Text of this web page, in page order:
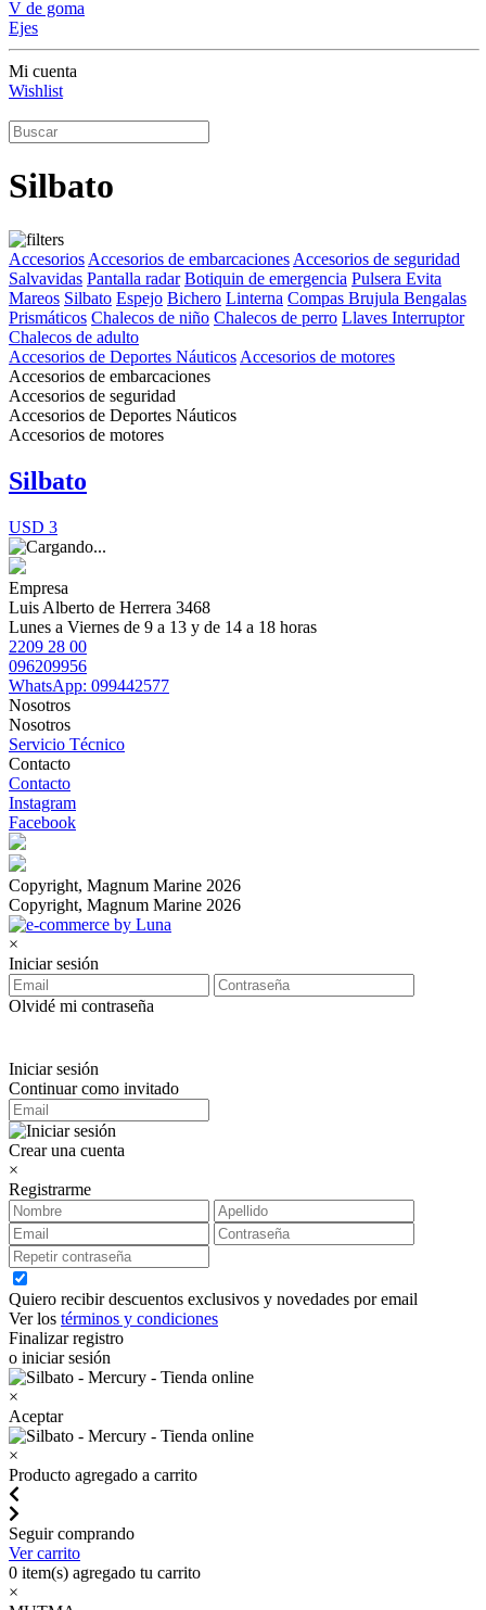
V de goma
Ejes
Mi cuenta
Wishlist
Silbato
Accesorios Accesorios de embarcaciones Accesorios de seguridad
Salvavidas Pantalla radar Botiquin de emergencia Pulsera Evita
Mareos Silbato Espejo Bichero Linterna Compas Brujula Bengalas
Prismáticos Chalecos de niño Chalecos de perro Llaves Interruptor
Chalecos de adulto
Accesorios de Deportes Náuticos Accesorios de motores
Accesorios de embarcaciones
Accesorios de seguridad
Accesorios de Deportes Náuticos
Accesorios de motores
Silbato
USD 3
Empresa
Luis Alberto de Herrera 3468
Lunes a Viernes de 9 a 13 y de 14 a 18 horas
2209 28 00
096209956
WhatsApp: 099442577
Nosotros
Nosotros
Servicio Técnico
Contacto
Contacto
Instagram
Facebook
Copyright, Magnum Marine 2026
Copyright, Magnum Marine 2026
×
Iniciar sesión
Olvidé mi contraseña
Iniciar sesión
Continuar como invitado
Crear una cuenta
×
Registrarme
Quiero recibir descuentos exclusivos y novedades por email
Ver los términos y condiciones
Finalizar registro
o iniciar sesión
×
Aceptar
×
Producto agregado a carrito
Seguir comprando
Ver carrito
0 item(s) agregado tu carrito
×